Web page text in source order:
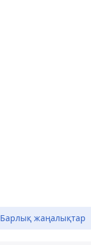
Барлық жаңалықтар